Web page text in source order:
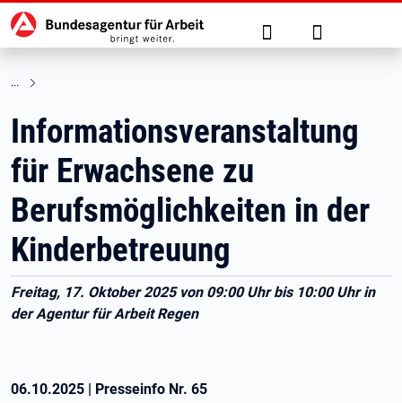
zu den Hauptinhalten springen
Hauptnavigation Suche Anmelden
Informationsveranstaltung
für Erwachsene zu
Berufsmöglichkeiten in der
Kinderbetreuung
Freitag, 17. Oktober 2025 von 09:00 Uhr bis 10:00 Uhr in
der Agentur für Arbeit Regen
06.10.2025 | Presseinfo Nr. 65